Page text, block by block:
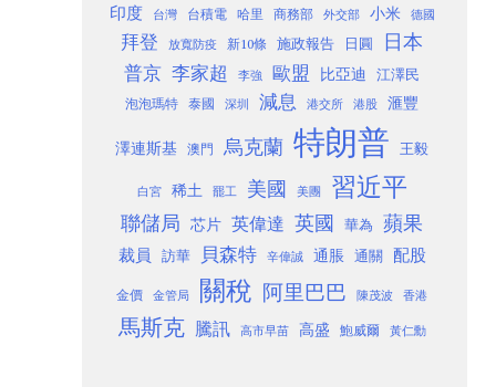
印度
台灣 台積電 哈里 商務部 外交部 小米 德國
拜登 放寬防疫 新10條 施政報告 日圓 日本
普京 李家超 李強 歐盟 比亞迪 江澤民
泡泡瑪特 泰國 深圳 減息 港交所 港股 滙豐
澤連斯基 澳門 烏克蘭 特朗普 王毅
白宮 稀土 罷工 美國 美團 習近平
聯儲局 芯片 英偉達 英國 華為 蘋果
裁員 訪華 貝森特 辛偉誠 通脹 通關 配股
金價 金管局 關稅 阿里巴巴 陳茂波 香港
馬斯克 騰訊 高市早苗 高盛 鮑威爾 黃仁勳